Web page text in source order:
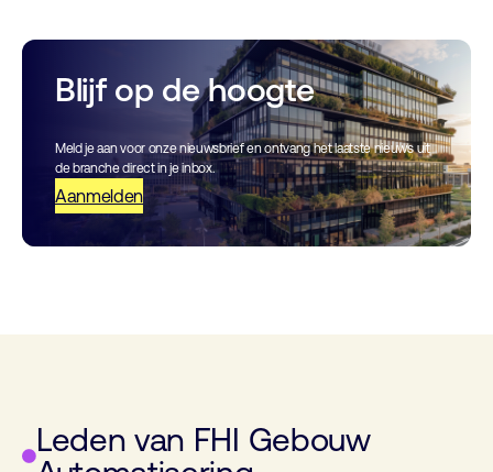
Blijf op de hoogte
Meld je aan voor onze nieuwsbrief en ontvang het laatste nieuws uit
de branche direct in je inbox.
Aanmelden
Leden van FHI Gebouw